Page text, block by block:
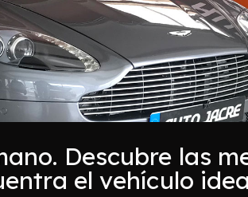
Descubre las
el vehículo